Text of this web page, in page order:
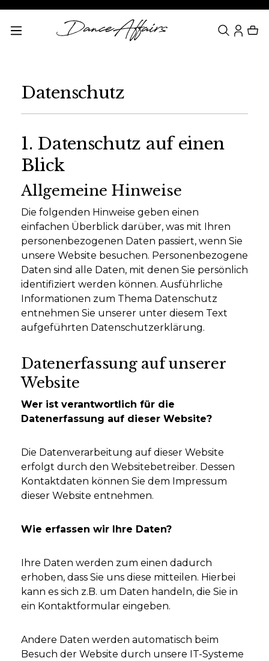
springen
Datenschutz
1. Datenschutz auf einen
Blick
Allgemeine Hinweise
Die folgenden Hinweise geben einen
einfachen Überblick darüber, was mit Ihren
personenbezogenen Daten passiert, wenn Sie
unsere Website besuchen. Personenbezogene
Daten sind alle Daten, mit denen Sie persönlich
identifiziert werden können. Ausführliche
Informationen zum Thema Datenschutz
entnehmen Sie unserer unter diesem Text
aufgeführten Datenschutzerklärung.
Datenerfassung auf unserer
Website
Wer ist verantwortlich für die
Datenerfassung auf dieser Website?
Die Datenverarbeitung auf dieser Website
erfolgt durch den Websitebetreiber. Dessen
Kontaktdaten können Sie dem Impressum
dieser Website entnehmen.
Wie erfassen wir Ihre Daten?
Ihre Daten werden zum einen dadurch
erhoben, dass Sie uns diese mitteilen. Hierbei
kann es sich z.B. um Daten handeln, die Sie in
ein Kontaktformular eingeben.
Andere Daten werden automatisch beim
Besuch der Website durch unsere IT-Systeme